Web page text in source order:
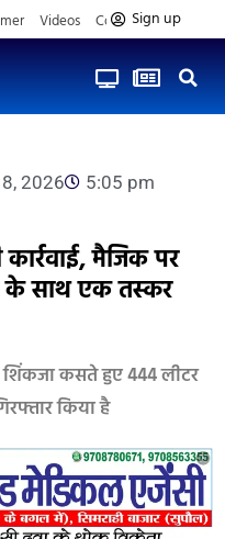
Videos Contact us
Sign up
2026
5:05 pm
मैजिक पर
के साथ एक तस्कर
कसते हुए 444 लीटर
किया है